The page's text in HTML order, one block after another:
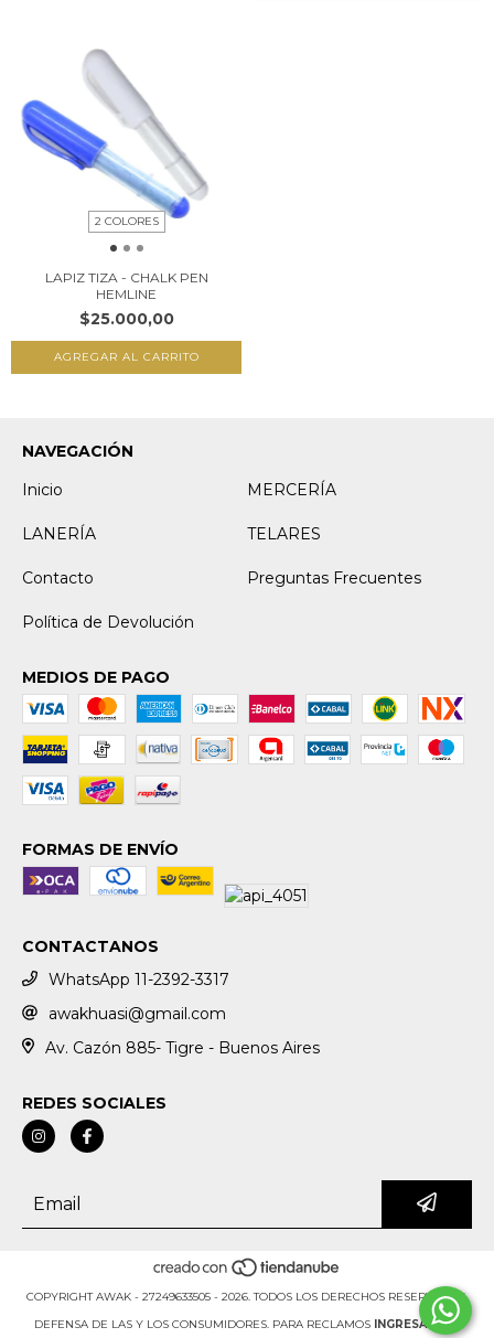
2 COLORES
LAPIZ TIZA - CHALK PEN
HEMLINE
$25.000,00
AGREGAR AL CARRITO
NAVEGACIÓN
Inicio
MERCERÍA
LANERÍA TELARES
Contacto Preguntas Frecuentes
Política de Devolución
MEDIOS DE PAGO
FORMAS DE ENVÍO
CONTACTANOS
WhatsApp 11-2392-3317
awakhuasi@gmail.com
Av. Cazón 885- Tigre - Buenos Aires
REDES SOCIALES
COPYRIGHT AWAK - 27249633505 - 2026. TODOS LOS DERECHOS RESERVADOS.
DEFENSA DE LAS Y LOS CONSUMIDORES. PARA RECLAMOS INGRESÁ ACÁ.